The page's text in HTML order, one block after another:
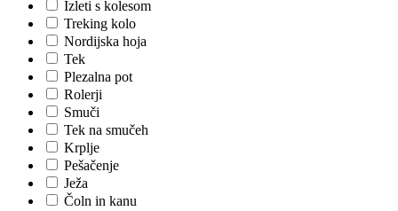
Izleti s kolesom
Treking kolo
Nordijska hoja
Tek
Plezalna pot
Rolerji
Smuči
Tek na smučeh
Krplje
Pešačenje
Ježa
Čoln in kanu